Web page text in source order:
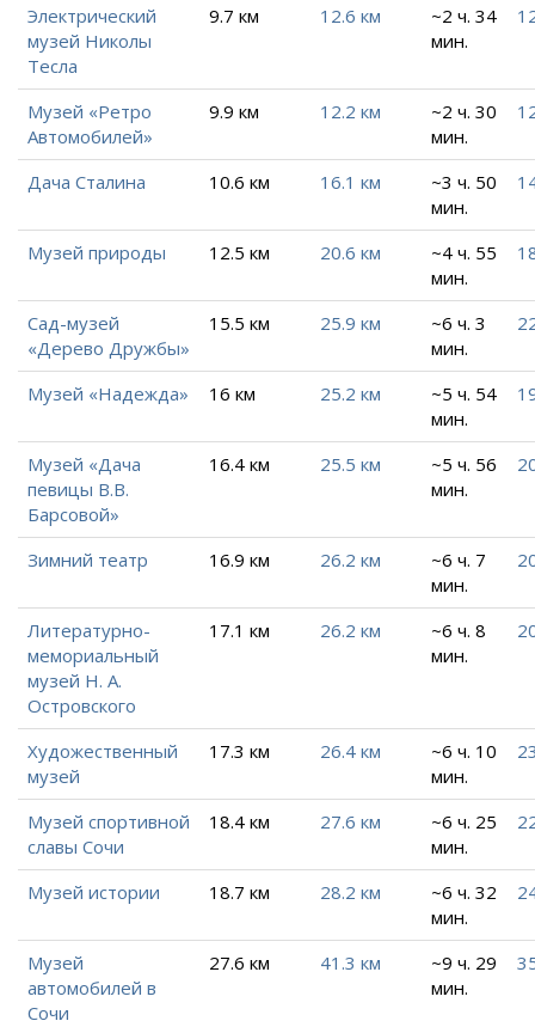
Электрический
музей Николы
Тесла
9.7 км 12.6 км
~2 ч. 34
мин.
Музей «Ретро
Автомобилей»
9.9 км 12.2 км
~2 ч. 30
мин.
Дача Сталина 10.6 км 16.1 км
~3 ч. 50
мин.
Музей природы 12.5 км 20.6 км
~4 ч. 55
мин.
Сад-музей
«Дерево Дружбы»
15.5 км 25.9 км
~6 ч. 3
мин.
Музей «Надежда» 16 км 25.2 км
~5 ч. 54
мин.
Музей «Дача
певицы В.В.
Барсовой»
16.4 км 25.5 км
~5 ч. 56
мин.
Зимний театр 16.9 км 26.2 км
~6 ч. 7
мин.
Литературно-
мемориальный
музей Н. А.
Островского
17.1 км 26.2 км
~6 ч. 8
мин.
Художественный
музей
17.3 км 26.4 км
~6 ч. 10
мин.
Музей спортивной
славы Сочи
18.4 км 27.6 км
~6 ч. 25
мин.
Музей истории 18.7 км 28.2 км
~6 ч. 32
мин.
Музей
автомобилей в
Сочи
27.6 км 41.3 км
~9 ч. 29
мин.